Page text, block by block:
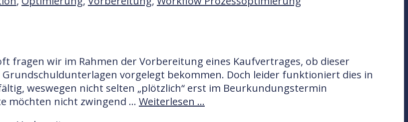
fragen wir im Rahmen der Vorbereitung eines Kaufvertrages, ob dieser
vorgelegt bekommen. Doch leider funktioniert dies in
weswegen nicht selten „plötzlich“ erst im Beurkundungstermin
möchten nicht zwingend … Weiterlesen …